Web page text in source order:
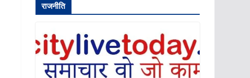
राजनीति